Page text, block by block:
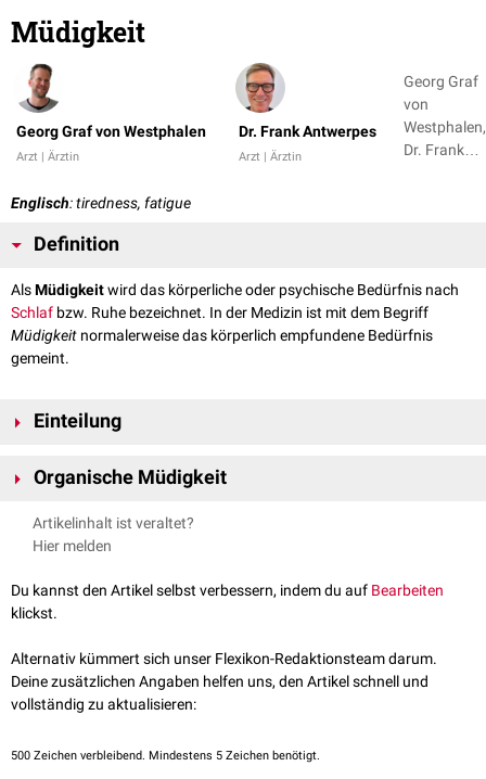
Müdigkeit
Georg Graf von Westphalen
Arzt | Ärztin
Dr. Frank Antwerpes
Arzt | Ärztin
Georg Graf
von
Westphalen,
Dr. Frank
Englisch: tiredness, fatigue
Definition
AlsMüdigkeitwird das körperliche oder psychische Bedürfnis nach
Schlaf bzw. Ruhe bezeichnet. In der Medizin ist mit dem Begriff
Müdigkeit normalerweise das körperlich empfundene Bedürfnis
gemeint.
Einteilung
physiologischen) und organischen Müdigkeit (
diesen jedoch nicht bekommt. Um der physiologisch normalen Müdigkeit
entgegen zu wirken, haben sich folgende Maßnahmen bewährt:
nicht zu viel Schlaf in der Nacht
Mittags- oder Nachmittagsschlaf (20-30 Minuten)
gleich bleibende Tagesrhythmik
Meidung vonBeruhigungsmitteln und Alkohol
Einschränkung von chemischen "Muntermachern" wie
ausreichend Essen, aber nicht zu viel
Organische Müdigkeit
Tritt Müdigkeit pathologisch auf, so spricht man von der
. Viele verschiedene Krankheiten können für Müdigkeit als
plötzlich auf oder wird graduell immer stärker, bei anderen ist eine
permanente körperliche Müdigkeit und Schwäche die Folge. Beispiele
InfektionenundFieber
Volumenmangen nach großemBlutverlust
Anämienaufgrund vonEisenmangel
endokrine Störungen, wie dieHypothyreose
Artikelinhalt ist veraltet?
Hier melden
Du kannst den Artikel selbst verbessern, indem du auf Bearbeiten
klickst.
Alternativ kümmert sich unser Flexikon-Redaktionsteam darum.
Deine zusätzlichen Angaben helfen uns, den Artikel schnell und
vollständig zu aktualisieren:
500 Zeichen verbleibend. Mindestens 5 Zeichen benötigt.